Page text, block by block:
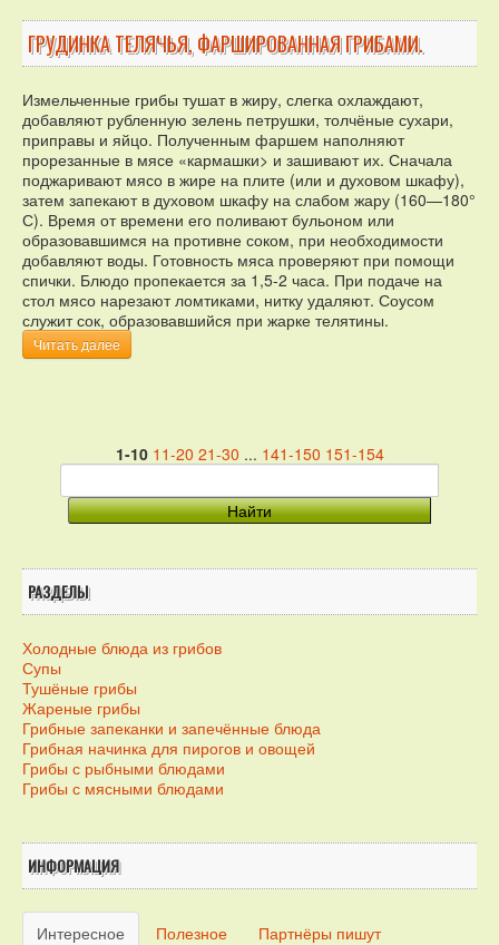
ГРУДИНКА ТЕЛЯЧЬЯ, ФАРШИРОВАННАЯ ГРИБАМИ.
Измельченные грибы тушат в жиру, слегка охлаждают,
добавляют рубленную зелень петрушки, толчёные сухари,
приправы и яйцо. Полученным фаршем наполняют
прорезанные в мясе «кармашки> и зашивают их. Сначала
поджаривают мясо в жире на плите (или и духовом шкафу),
затем запекают в духовом шкафу на слабом жару (160—180°
С). Время от времени его поливают бульоном или
образовавшимся на противне соком, при необходимости
добавляют воды. Готовность мяса проверяют при помощи
спички. Блюдо пропекается за 1,5-2 часа. При подаче на
стол мясо нарезают ломтиками, нитку удаляют. Соусом
служит сок, образовавшийся при жарке телятины.
Читать далее
1-10 11-20 21-30 ... 141-150 151-154
РАЗДЕЛЫ
Холодные блюда из грибов
Супы
Тушёные грибы
Жареные грибы
Грибные запеканки и запечённые блюда
Грибная начинка для пирогов и овощей
Грибы с рыбными блюдами
Грибы с мясными блюдами
ИНФОРМАЦИЯ
Интересное Полезное Партнёры пишут